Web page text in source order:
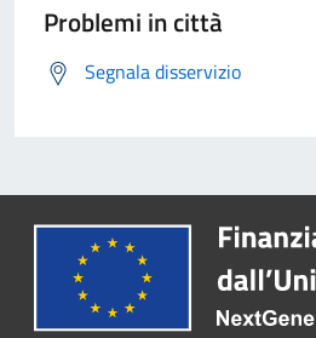
Problemi in città
Segnala disservizio